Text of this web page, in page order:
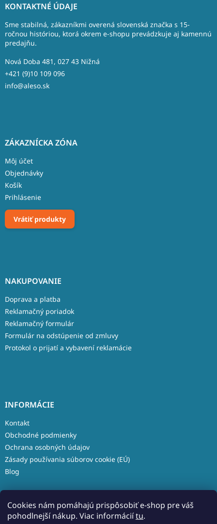
Cookies nám pomáhajú prispôsobiť e-shop pre váš
pohodlnejší nákup. Viac informáciítu.
KONTAKTNÉ ÚDAJE
Sme stabilná, zákazníkmi overená slovenská značka s 15-
ročnou históriou, ktorá okrem e-shopu prevádzkuje aj kamennú
predajňu.
Nová Doba 481, 027 43 Nižná
+421 (9)10 109 096
info@aleso.sk
ZÁKAZNÍCKA ZÓNA
Môj účet
Objednávky
Košík
Prihlásenie
Vrátiť produkty
NAKUPOVANIE
Doprava a platba
Reklamačný poriadok
Reklamačný formulár
Formulár na odstúpenie od zmluvy
Protokol o prijatí a vybavení reklamácie
INFORMÁCIE
Kontakt
Obchodné podmienky
Ochrana osobných údajov
Zásady používania súborov cookie (EÚ)
Blog